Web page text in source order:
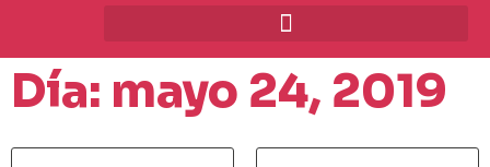
Día: mayo 24, 2019